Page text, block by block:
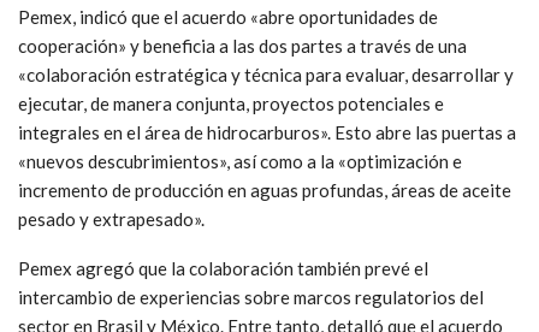
Pemex, indicó que el acuerdo «abre oportunidades de
cooperación» y beneficia a las dos partes a través de una
«colaboración estratégica y técnica para evaluar, desarrollar y
ejecutar, de manera conjunta, proyectos potenciales e
integrales en el área de hidrocarburos». Esto abre las puertas a
«nuevos descubrimientos», así como a la «optimización e
incremento de producción en aguas profundas, áreas de aceite
pesado y extrapesado».
Pemex agregó que la colaboración también prevé el
intercambio de experiencias sobre marcos regulatorios del
sector en Brasil y México. Entre tanto, detalló que el acuerdo